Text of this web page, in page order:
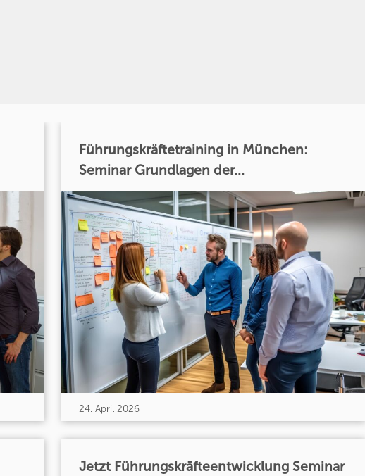
Führungskräftetraining in München:
Seminar Grundlagen der...
24. April 2026
Jetzt Führungskräfteentwicklung Seminar